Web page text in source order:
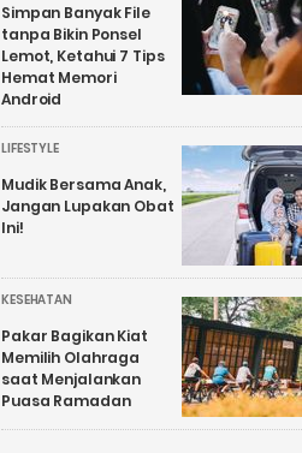
Simpan Banyak File
tanpa Bikin Ponsel
Lemot, Ketahui 7 Tips
Hemat Memori
Android
LIFESTYLE
Mudik Bersama Anak,
Jangan Lupakan Obat
Ini!
KESEHATAN
Pakar Bagikan Kiat
Memilih Olahraga
saat Menjalankan
Puasa Ramadan